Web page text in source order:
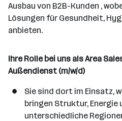
Ausbau von B2B-Kunden ,
Lösungen für Gesundheit,
anbieten.
Ihre Rolle bei uns als Area
Außendienst (m/w/d)
Sie sind dort im Einsatz,
bringen Struktur, Energie
unterschiedliche